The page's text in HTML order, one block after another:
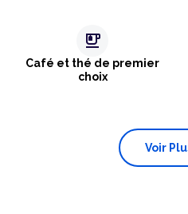
emoji_food_beverage
Café et thé de premier
choix
Voir